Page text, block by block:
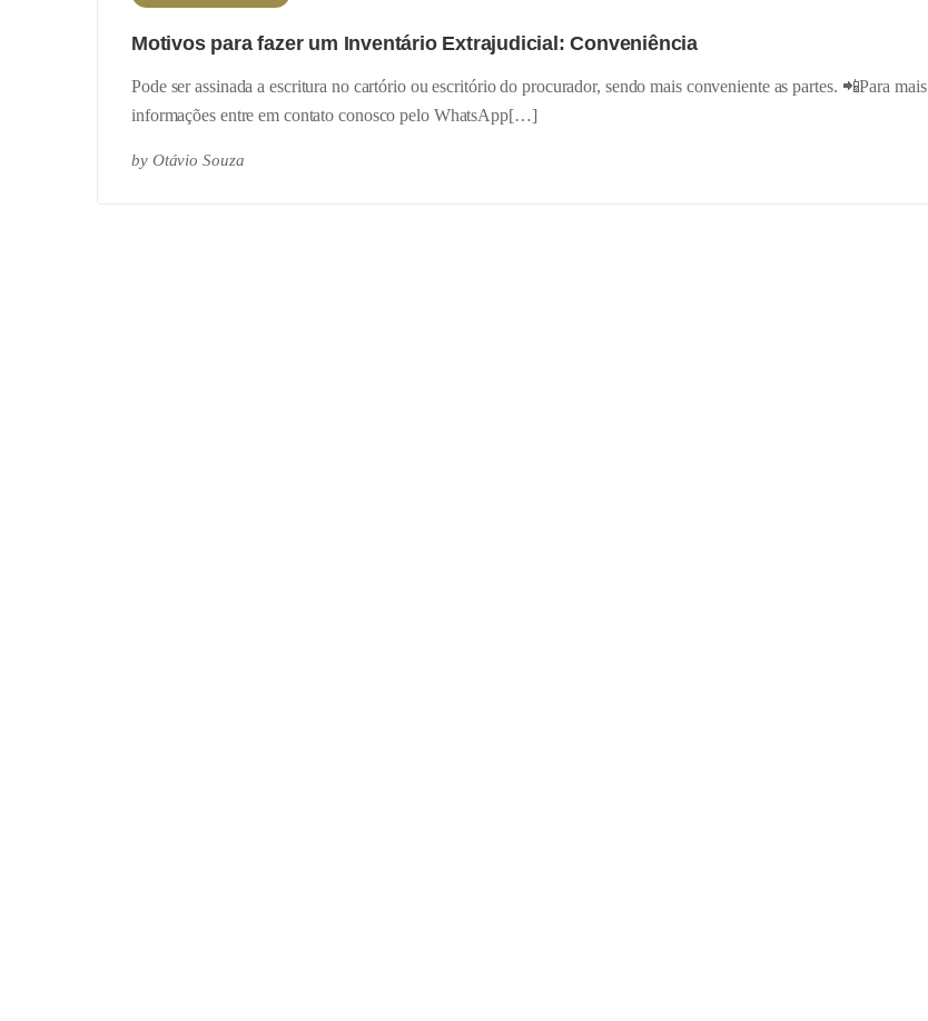
Motivos para fazer um Inventário Extrajudicial: Conveniência
Pode ser assinada a escritura no cartório ou escritório do procurador, sendo mais conveniente as partes. 📲Para mais
informações entre em contato conosco pelo WhatsApp[…]
by Otávio Souza